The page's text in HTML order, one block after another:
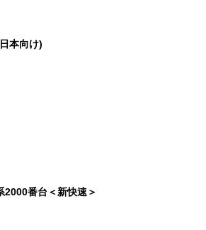
本向け)
番台＜新快速＞